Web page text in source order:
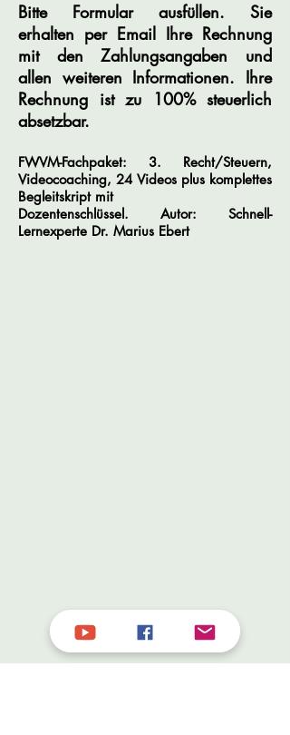
Bitte Formular ausfüllen. Sie
erhalten per Email Ihre Rechnung
mit den Zahlungsangaben und
allen weiteren Informationen. Ihre
Rechnung ist zu 100% steuerlich
absetzbar.
FWVM-Fachpaket: 3. Recht/Steuern,
Videocoaching, 24 Videos plus komplettes
Begleitskript mit
Dozentenschlüssel. Autor: Schnell-
Lernexperte Dr. Marius Ebert